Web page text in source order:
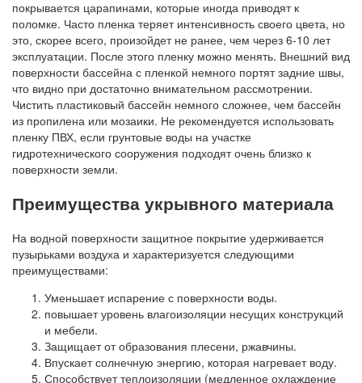
покрывается царапинами, которые иногда приводят к
поломке. Часто пленка теряет интенсивность своего цвета, но
это, скорее всего, произойдет не ранее, чем через 6-10 лет
эксплуатации. После этого пленку можно менять. Внешний вид
поверхности бассейна с пленкой немного портят задние швы,
что видно при достаточно внимательном рассмотрении.
Чистить пластиковый бассейн немного сложнее, чем бассейн
из пропилена или мозаики. Не рекомендуется использовать
пленку ПВХ, если грунтовые воды на участке
гидротехнического сооружения подходят очень близко к
поверхности земли.
Преимущества укрывного материала
На водной поверхности защитное покрытие удерживается
пузырьками воздуха и характеризуется следующими
преимуществами:
Уменьшает испарение с поверхности воды.
повышает уровень влагоизоляции несущих конструкций
и мебели.
Защищает от образования плесени, ржавчины.
Впускает солнечную энергию, которая нагревает воду.
Способствует теплоизоляции (медленное охлаждение